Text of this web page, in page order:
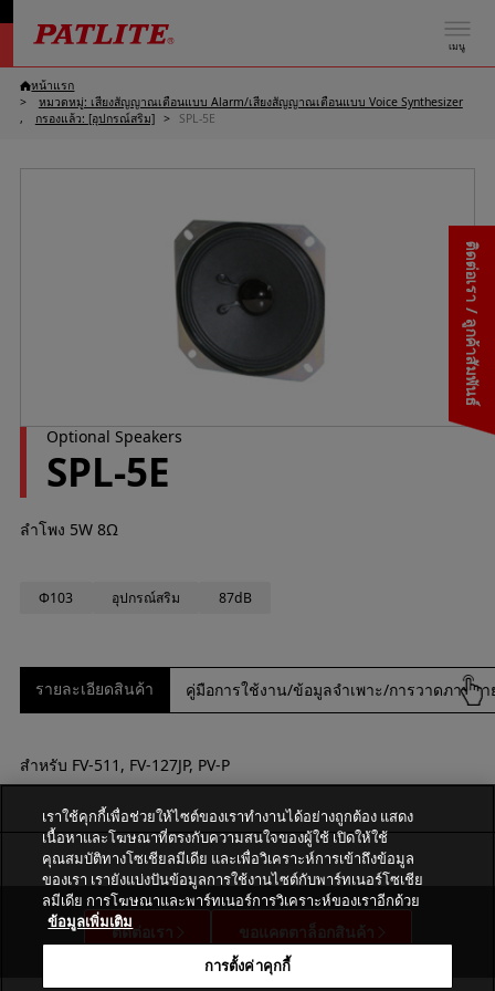
เมนู
ติดต่อเรา / ลูกค้าสัมพันธ์
หน้าแรก
หมวดหมู่: เสียงสัญญาณเตือนแบบ Alarm/เสียงสัญญาณเตือนแบบ Voice Synthesizer
กรองแล้ว: [อุปกรณ์สริม]
SPL-5E
Optional Speakers
SPL-5E
ลำโพง 5W 8Ω
Φ103 อุปกรณ์สริม 87dB
รายละเอียดสินค้า คู่มือการใช้งาน/ข้อมูลจำเพาะ/การวาดภาพภ
สำหรับ FV-511, FV-127JP, PV-P
ติดต่อเรา ขอแคตตาล็อกสินค้า
เราใช้คุกกี้เพื่อช่วยให้ไซต์ของเราทำงานได้อย่างถูกต้อง แสดง
เนื้อหาและโฆษณาที่ตรงกับความสนใจของผู้ใช้ เปิดให้ใช้
คุณสมบัติทางโซเชียลมีเดีย และเพื่อวิเคราะห์การเข้าถึงข้อมูล
ของเรา เรายังแบ่งปันข้อมูลการใช้งานไซต์กับพาร์ทเนอร์โซเชีย
ลมีเดีย การโฆษณาและพาร์ทเนอร์การวิเคราะห์ของเราอีกด้วย
ข้อมูลเพิ่มเติม
การตั้งค่าคุกกี้